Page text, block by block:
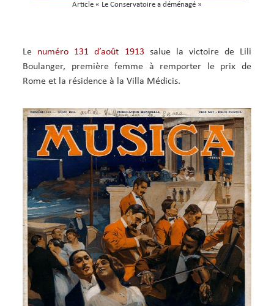
Article « Le Conservatoire a déménagé »
Le numéro 131 d’août 1913 salue la victoire de Lili
Boulanger, première femme à remporter le prix de
Rome et la résidence à la Villa Médicis.